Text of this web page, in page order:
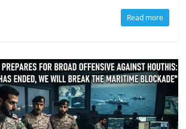
Read more